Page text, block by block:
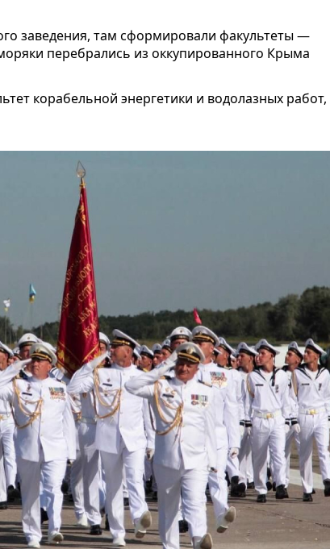
заведения, там сформировали факультеты —
перебрались из оккупированного Крыма
корабельной энергетики и водолазных работ,